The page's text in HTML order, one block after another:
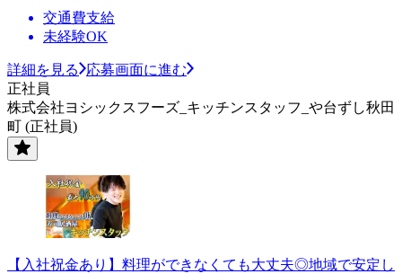
交通費支給
未経験OK
詳細を見る
応募画面に進む
正社員
株式会社ヨシックスフーズ_キッチンスタッフ_や台ずし秋田
町 (正社員)
【入社祝金あり】料理ができなくても大丈夫◎地域で安定し